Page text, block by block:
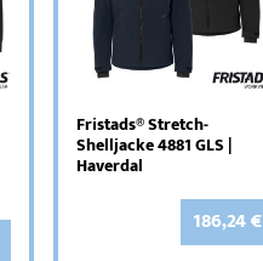
Fristads® Stretch-
Shelljacke 4881 GLS |
Haverdal
186,24€